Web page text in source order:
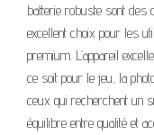
batterie robuste sont des
excellent choix pour les
premium. L’appareil
ce soit pour le jeu, la
ceux qui recherchent un
équilibre entre qualité et